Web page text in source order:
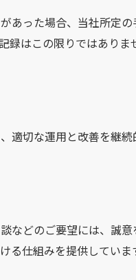
った場合、当社所定
はこの限りではありま
切な運用と改善を継続
などのご要望には、誠
る仕組みを提供してい